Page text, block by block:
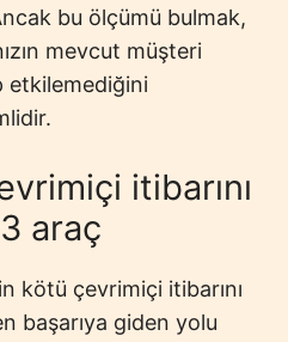
bu ölçümü bulmak,
mevcut müşteri
etkilemediğini
itibarını
araç
kötü çevrimiçi itibarını
başarıya giden yolu